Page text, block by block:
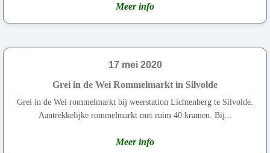
Meer info
17 mei 2020
Grei in de Wei Rommelmarkt in Silvolde
Grei in de Wei rommelmarkt bij weerstation Lichtenberg te Silvolde.
Aantrekkelijke rommelmarkt met ruim 40 kramen. Bij...
Meer info